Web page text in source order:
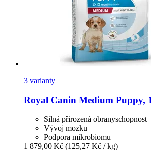
3 varianty
Royal Canin Medium Puppy,
Silná přirozená obranyschopnost
Vývoj mozku
Podpora mikrobiomu
1 879,00 Kč (125,27 Kč / kg)